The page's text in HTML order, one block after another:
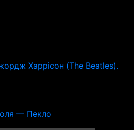
Харрісон (The Beatles).
— Пекло